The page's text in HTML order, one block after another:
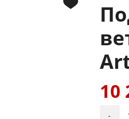
10
-